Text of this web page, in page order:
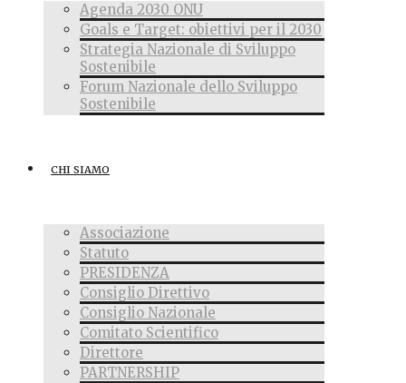
Agenda 2030 ONU
Goals e Target: obiettivi per il 2030
Strategia Nazionale di Sviluppo
Sostenibile
Forum Nazionale dello Sviluppo
Sostenibile
CHI SIAMO
Associazione
Statuto
PRESIDENZA
Consiglio Direttivo
Consiglio Nazionale
Comitato Scientifico
Direttore
PARTNERSHIP